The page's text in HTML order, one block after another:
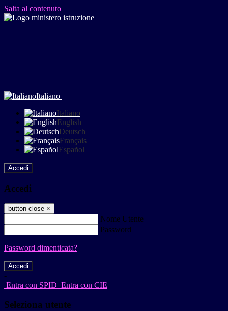
Salta al contenuto
Italiano
Italiano
English
Deutsch
Français
Español
Accedi
Accedi
button close ×
Nome Utente
Password
Password dimenticata?
-
Entra con SPID Entra con CIE
Seleziona utente